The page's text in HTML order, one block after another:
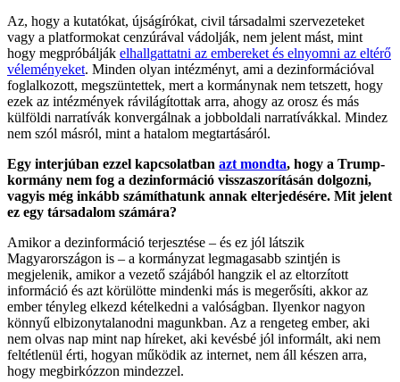
Az, hogy a kutatókat, újságírókat, civil társadalmi szervezeteket
vagy a platformokat cenzúrával vádolják, nem jelent mást, mint
hogy megpróbálják elhallgattatni az embereket és elnyomni az eltérő
véleményeket. Minden olyan intézményt, ami a dezinformációval
foglalkozott, megszüntettek, mert a kormánynak nem tetszett, hogy
ezek az intézmények rávilágítottak arra, ahogy az orosz és más
külföldi narratívák konvergálnak a jobboldali narratívákkal. Mindez
nem szól másról, mint a hatalom megtartásáról.
Egy interjúban ezzel kapcsolatban azt mondta, hogy a Trump-
kormány nem fog a dezinformáció visszaszorításán dolgozni,
vagyis még inkább számíthatunk annak elterjedésére. Mit jelent
ez egy társadalom számára?
Amikor a dezinformáció terjesztése – és ez jól látszik
Magyarországon is – a kormányzat legmagasabb szintjén is
megjelenik, amikor a vezető szájából hangzik el az eltorzított
információ és azt körülötte mindenki más is megerősíti, akkor az
ember tényleg elkezd kételkedni a valóságban. Ilyenkor nagyon
könnyű elbizonytalanodni magunkban. Az a rengeteg ember, aki
nem olvas nap mint nap híreket, aki kevésbé jól informált, aki nem
feltétlenül érti, hogyan működik az internet, nem áll készen arra,
hogy megbirkózzon mindezzel.